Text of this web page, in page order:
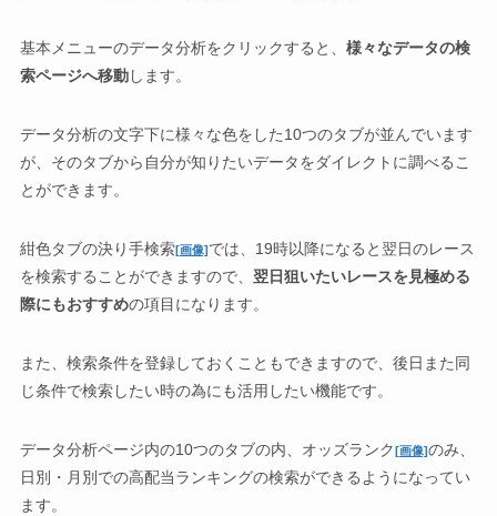
基本メニューのデータ分析をクリックすると、 様々なデータの検
索ページへ移動します。
データ分析の文字下に様々な色をした10つのタブが並んでいます
が、そのタブから自分が知りたいデータをダイレクトに調べるこ
とができます。
紺色タブの決り手検索[画像]では、19時以降になると翌日のレース
を検索することができますので、 翌日狙いたいレースを見極める
際にもおすすめの項目になります。
また、検索条件を登録しておくこともできますので、後日また同
じ条件で検索したい時の為にも活用したい機能です。
データ分析ページ内の10つのタブの内、オッズランク[画像]のみ、
日別・月別での高配当ランキングの検索ができるようになってい
ます。